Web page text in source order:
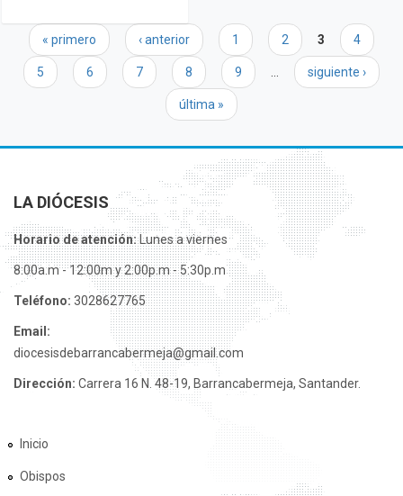
Páginas
« primero ‹ anterior 1 2 3 4
5 6 7 8 9 … siguiente ›
última »
LA DIÓCESIS
Horario de atención:Lunes a viernes
8:00a.m - 12:00m y 2:00p.m - 5:30p.m
Teléfono: 3028627765
Email:
diocesisdebarrancabermeja@gmail.com
Dirección: Carrera 16 N. 48-19, Barrancabermeja, Santander.
Inicio
Obispos